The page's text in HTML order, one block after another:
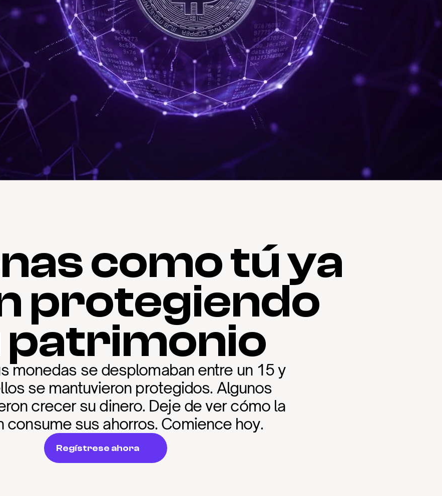
como tú ya
protegiendo
patrimonio
monedas se desplomaban entre un 15 y
se mantuvieron protegidos. Algunos
crecer su dinero. Deje de ver cómo la
consume sus ahorros. Comience hoy.
Regístrese ahora